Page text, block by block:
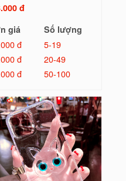
đ
giá
Số lượng
đ
5-19
đ
20-49
đ
50-100